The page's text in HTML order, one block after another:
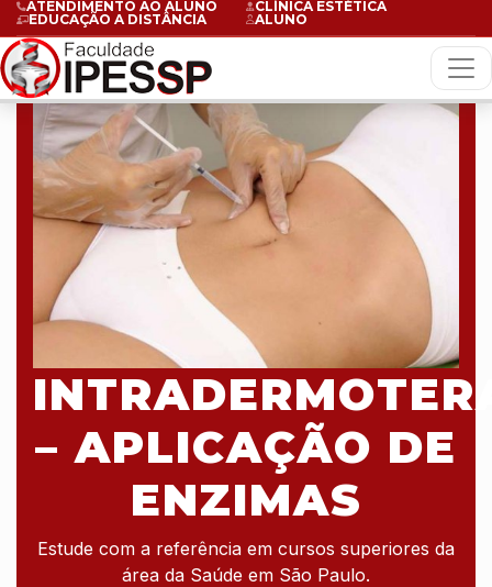
ATENDIMENTO AO ALUNO
CLÍNICA ESTÉTICA
EDUCAÇÃO A DISTÂNCIA
ALUNO
– APLICAÇÃO DE
ENZIMAS
Estude com a referência em cursos superiores da
área da Saúde em São Paulo.